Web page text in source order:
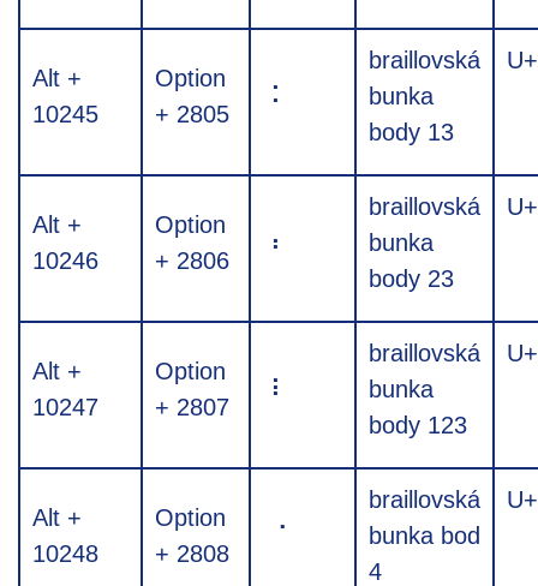
Alt +
10245
Option
+ 2805
⠅
braillovská
bunka
body 13
Alt +
10246
Option
+ 2806
⠆
braillovská
bunka
body 23
Alt +
10247
Option
+ 2807
⠇
braillovská
bunka
body 123
Alt +
10248
Option
+ 2808
⠈
braillovská
bunka bod
4